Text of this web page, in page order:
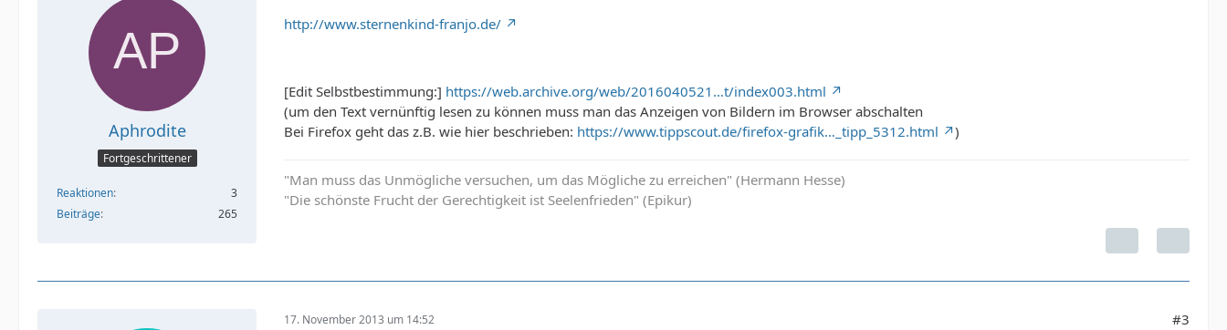
Aphrodite
Fortgeschrittener
Reaktionen
3
Beiträge
265
http://www.sternenkind-franjo.de/
[Edit Selbstbestimmung:] https://web.archive.org/web/2016040521…t/index003.html
(um den Text vernünftig lesen zu können muss man das Anzeigen von Bildern im Browser abschalten
Bei Firefox geht das z.B. wie hier beschrieben: https://www.tippscout.de/firefox-grafik…_tipp_5312.html )
"Man muss das Unmögliche versuchen, um das Mögliche zu erreichen" (Hermann Hesse)
"Die schönste Frucht der Gerechtigkeit ist Seelenfrieden" (Epikur)
17. November 2013 um 14:52 #3